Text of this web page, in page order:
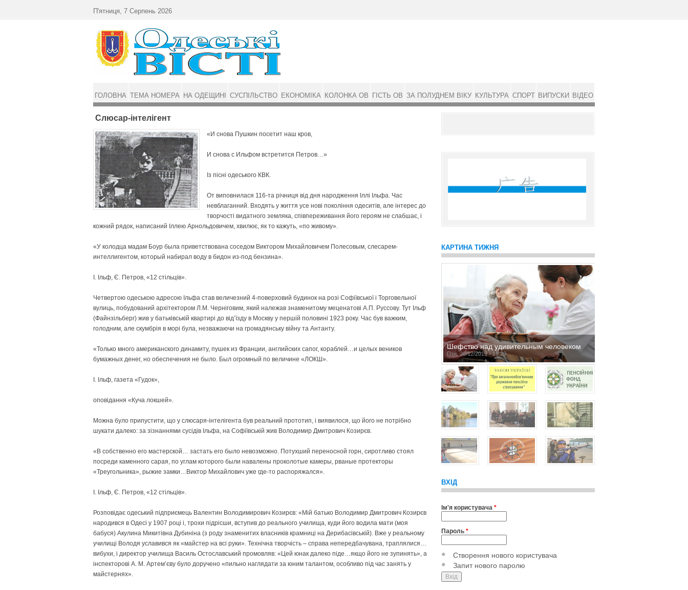
Слюсар-інтелігент
«И снова Пушкин посетит наш кров,
И снова с Ильфом встретится Петров…»
Із пісні одеського КВК.
От виповнилася 116-та річниця від дня народження Іллі Ільфа. Час
невблаганний. Входять у життя усе нові покоління одеситів, але інтерес до
творчості видатного земляка, співпереживання його героям не слабшає, і
кожний рядок, написаний Іллею Арнольдовичем, хвилює, як то кажуть, «по живому».
«У колодца мадам Боур была приветствована соседом Виктором Михай­ловичем Полесовым, слесарем-
интеллигентом, который набирал воду в бидон из-под бензина».
І. Ільф, Є. Петров, «12 стільців».
Четвертою одеською адресою Ільфа став величезний 4-поверховий будинок на розі Софіївської і Торговельної
вулиць, побудований архітектором Л.М. Черніговим, який належав знаменитому меценатові А.П. Руссову. Тут Ільф
(Файнзільберг) жив у батьківській квартирі до від’їзду в Москву у першій половині 1923 року. Час був важким,
голодним, але скумбрія в морі була, незважаючи на громадянську війну та Антанту.
«Только много американского динамиту, пушек из Франции, английских сапог, кораблей…и целых веников
бумажных денег, но обеспечения не было. Был огромный по величине «ЛОКШ».
І. Ільф, газета «Гудок»,
оповідання «Куча локшей».
Можна було припустити, що у слюсаря-інтелігента був реальний прототип, і виявилося, що його не потрібно
шукати далеко: за зізнаннями сусідів Ільфа, на Софіївській жив Володимир Дмитрович Козирєв.
«В собственно его мастерской… застать его было невозможно. Потухший переносной горн, сиротливо стоял
посреди каменного сарая, по углам которого были навалены проколотые камеры, рваные протекторы
«Треугольника», рыжие замки…Виктор Михайлович уже где-то распоряжался».
І. Ільф, Є. Петров, «12 стільців».
Розповідає одеський підприємець Вален­тин Володимирович Козирєв: «Мій батько Володимир Дмитрович Козирєв
народився в Одесі у 1907 році і, трохи підрісши, вступив до реального училища, куди його водила мати (моя
бабуся) Акулина Микитівна Дубиніна (з роду знаменитих власників крамниці на Дерибасівській). Вже у реальному
училищі Володя уславився як «майстер на всі руки». Технічна творчість – справа непередбачувана, траплялися…
вибухи, і директор училища Василь Остославський промовляв: «Цей юнак далеко піде…якщо його не зупинять», а
інспекторові А. М. Артем’єву було доручено «пильно наглядати за юним талантом, особливо під час занять у
майстернях».
КАРТИНА ТИЖНЯ
Шефство над удивительным человеком
Птн, 20/12/2019 - 16:29
ВХІД
Ім'я користувача *
Пароль *
Створення нового користувача
Запит нового паролю
П'ятниця, 7 Серпень 2026
ГОЛОВНА ТЕМА НОМЕРА НА ОДЕЩИНІ СУСПІЛЬСТВО ЕКОНОМІКА КОЛОНКА ОВ ГІСТЬ ОВ ЗА ПОЛУДНЕМ ВІКУ КУЛЬТУРА СПОРТ ВИПУСКИ ВІДЕО